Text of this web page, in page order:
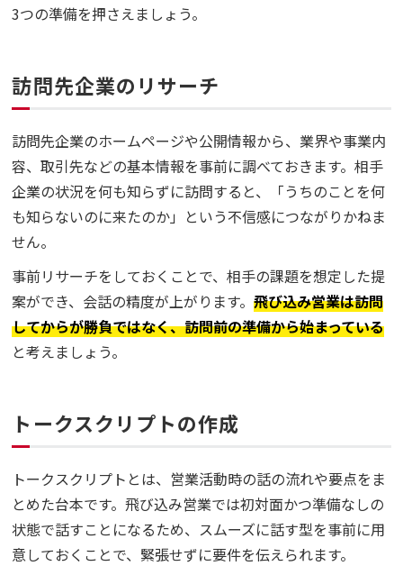
3つの準備を押さえましょう。
訪問先企業のリサーチ
訪問先企業のホームページや公開情報から、業界や事業内
容、取引先などの基本情報を事前に調べておきます。相手
企業の状況を何も知らずに訪問すると、「うちのことを何
も知らないのに来たのか」という不信感につながりかねま
せん。
事前リサーチをしておくことで、相手の課題を想定した提
案ができ、会話の精度が上がります。飛び込み営業は訪問
してからが勝負ではなく、訪問前の準備から始まっている
と考えましょう。
トークスクリプトの作成
トークスクリプトとは、営業活動時の話の流れや要点をま
とめた台本です。飛び込み営業では初対面かつ準備なしの
状態で話すことになるため、スムーズに話す型を事前に用
意しておくことで、緊張せずに要件を伝えられます。